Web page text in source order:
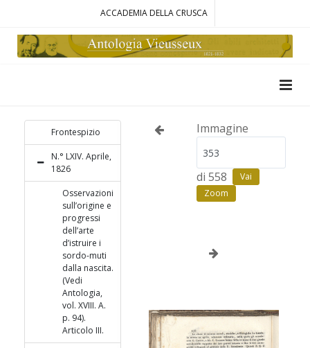
ACCADEMIA DELLA CRUSCA
Frontespizio
N.° LXIV. Aprile,
1826
Osservazioni
sull’origine e
progressi
dell’arte
d’istruire i
sordo-muti
dalla nascita.
(Vedi
Antologia,
vol. XVIII. A.
p. 94).
Articolo III.
Immagine
di 558
Vai
Zoom